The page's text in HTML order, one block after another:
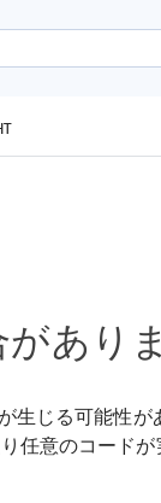
あり
じる可能性が
任意のコード